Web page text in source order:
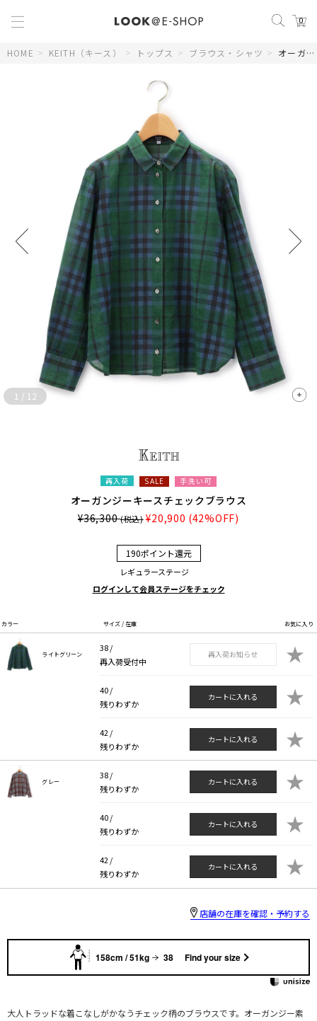
0
HOME > KEITH（キース） > トップス > ブラウス・シャツ > オーガンジーキースチェックブラウス
1 / 12
再入荷 SALE 手洗い可
オーガンジーキースチェックブラウス
¥36,300(税込) ¥20,900 (42%OFF)
190ポイント還元
レギュラーステージ
ログインして会員ステージをチェック
カラー サイズ / 在庫 お気に入り
ライトグリーン
38 /
再入荷受付中
再入荷お知らせ ★
40 /
残りわずか
カートに入れる ★
42 /
残りわずか
カートに入れる ★
グレー
38 /
残りわずか
カートに入れる ★
40 /
残りわずか
カートに入れる ★
42 /
残りわずか
カートに入れる ★
店舗の在庫を確認・予約する
158cm / 51kg 38 Find your size
大人トラッドな着こなしがかなうチェック柄のブラウスです。オーガンジー素